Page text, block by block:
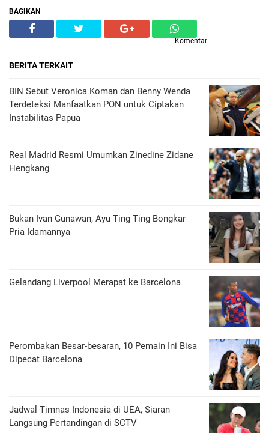
BAGIKAN
Komentar
BERITA TERKAIT
BIN Sebut Veronica Koman dan Benny Wenda
Terdeteksi Manfaatkan PON untuk Ciptakan
Instabilitas Papua
Real Madrid Resmi Umumkan Zinedine Zidane
Hengkang
Bukan Ivan Gunawan, Ayu Ting Ting Bongkar
Pria Idamannya
Gelandang Liverpool Merapat ke Barcelona
Perombakan Besar-besaran, 10 Pemain Ini Bisa
Dipecat Barcelona
Jadwal Timnas Indonesia di UEA, Siaran
Langsung Pertandingan di SCTV